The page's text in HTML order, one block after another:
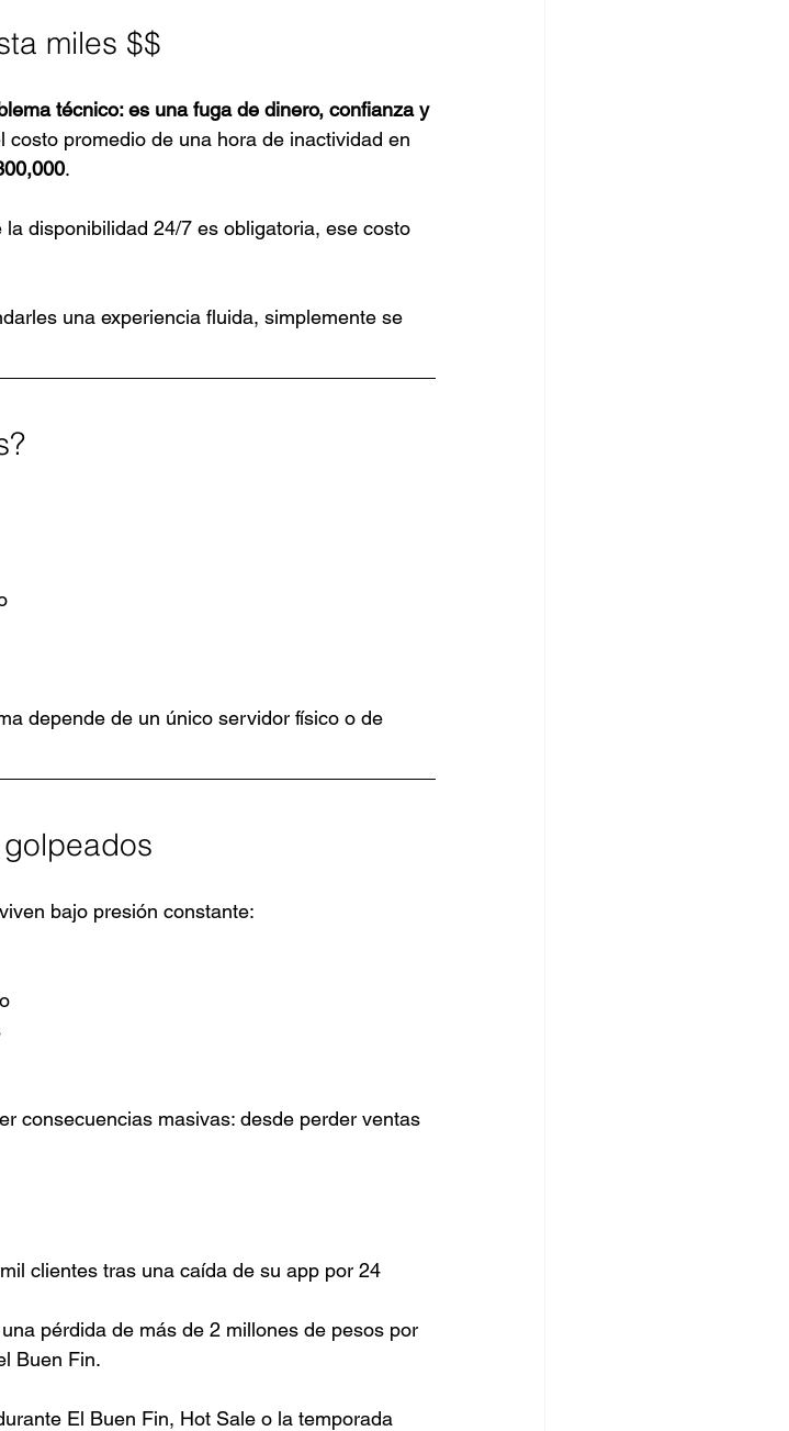
miles $$
técnico: es una fuga de dinero, confianza y
costo promedio de una hora de inactividad en
.
disponibilidad 24/7 es obligatoria, ese costo
una experiencia fluida, simplemente se
depende de un único servidor físico o de
bajo presión constante:
consecuencias masivas: desde perder ventas
clientes tras una caída de su app por 24
pérdida de más de 2 millones de pesos por
Buen Fin.
El Buen Fin, Hot Sale o la temporada